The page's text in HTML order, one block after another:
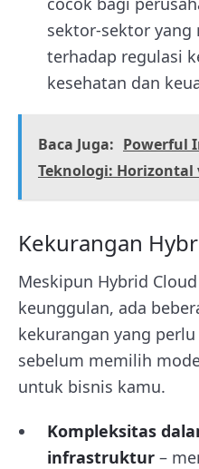
sektor-sektor
terhadap regulasi
kesehatan dan
Baca Juga: Powerful
Teknologi: Horizontal
Kekurangan
Meskipun Hybrid
keunggulan, ada
kekurangan yang
sebelum memilih
untuk bisnis kamu.
Kompleksitas
infrastruktur –